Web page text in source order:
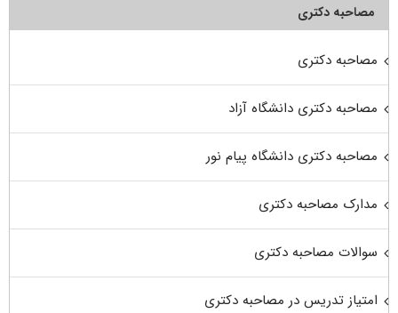
مصاحبه دکتری
مصاحبه دکتری
مصاحبه دکتری دانشگاه آزاد
مصاحبه دکتری دانشگاه پیام نور
مدارک مصاحبه دکتری
سوالات مصاحبه دکتری
امتیاز تدریس در مصاحبه دکتری